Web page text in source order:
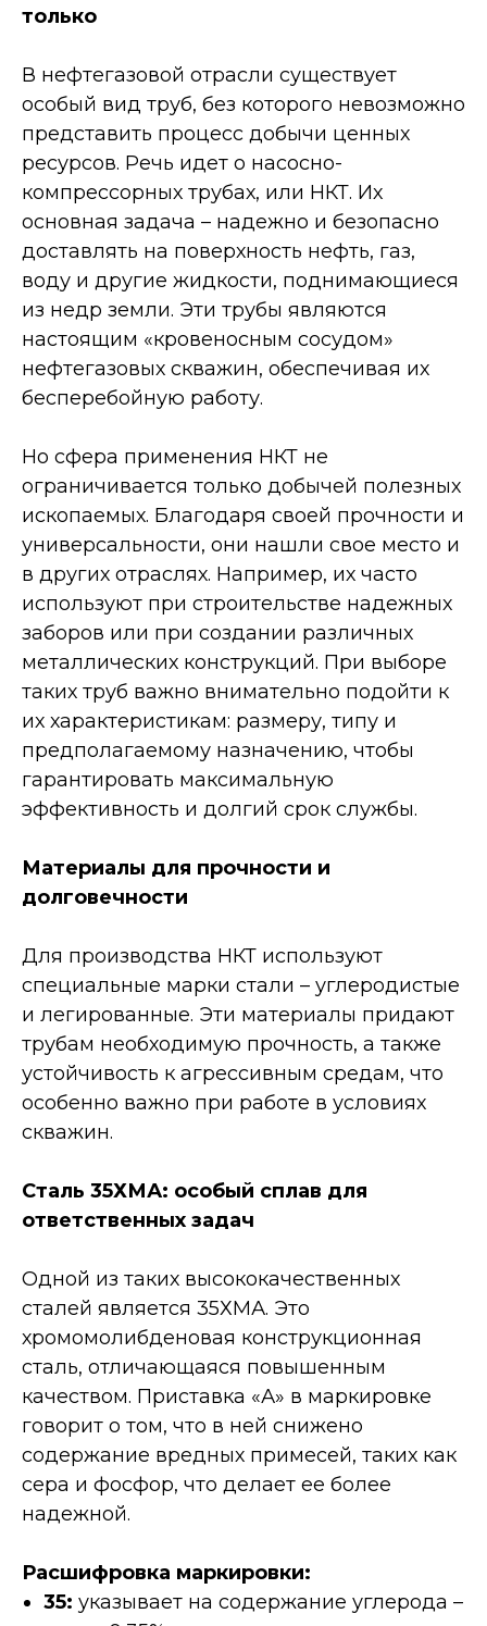
только
В нефтегазовой отрасли существует
особый вид труб, без которого невозможно
представить процесс добычи ценных
ресурсов. Речь идет о насосно-
компрессорных трубах, или НКТ. Их
основная задача – надежно и безопасно
доставлять на поверхность нефть, газ,
воду и другие жидкости, поднимающиеся
из недр земли. Эти трубы являются
настоящим «кровеносным сосудом»
нефтегазовых скважин, обеспечивая их
бесперебойную работу.
Но сфера применения НКТ не
ограничивается только добычей полезных
ископаемых. Благодаря своей прочности и
универсальности, они нашли свое место и
в других отраслях. Например, их часто
используют при строительстве надежных
заборов или при создании различных
металлических конструкций. При выборе
таких труб важно внимательно подойти к
их характеристикам: размеру, типу и
предполагаемому назначению, чтобы
гарантировать максимальную
эффективность и долгий срок службы.
Материалы для прочности и
долговечности
Для производства НКТ используют
специальные марки стали – углеродистые
и легированные. Эти материалы придают
трубам необходимую прочность, а также
устойчивость к агрессивным средам, что
особенно важно при работе в условиях
скважин.
Сталь 35ХМА: особый сплав для
ответственных задач
Одной из таких высококачественных
сталей является 35ХМА. Это
хромомолибденовая конструкционная
сталь, отличающаяся повышенным
качеством. Приставка «А» в маркировке
говорит о том, что в ней снижено
содержание вредных примесей, таких как
сера и фосфор, что делает ее более
надежной.
Расшифровка маркировки:
35: указывает на содержание углерода –